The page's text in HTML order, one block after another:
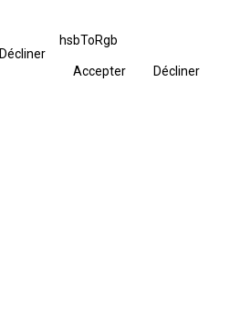
Décliner
hsbToRgb
Accepter Décliner